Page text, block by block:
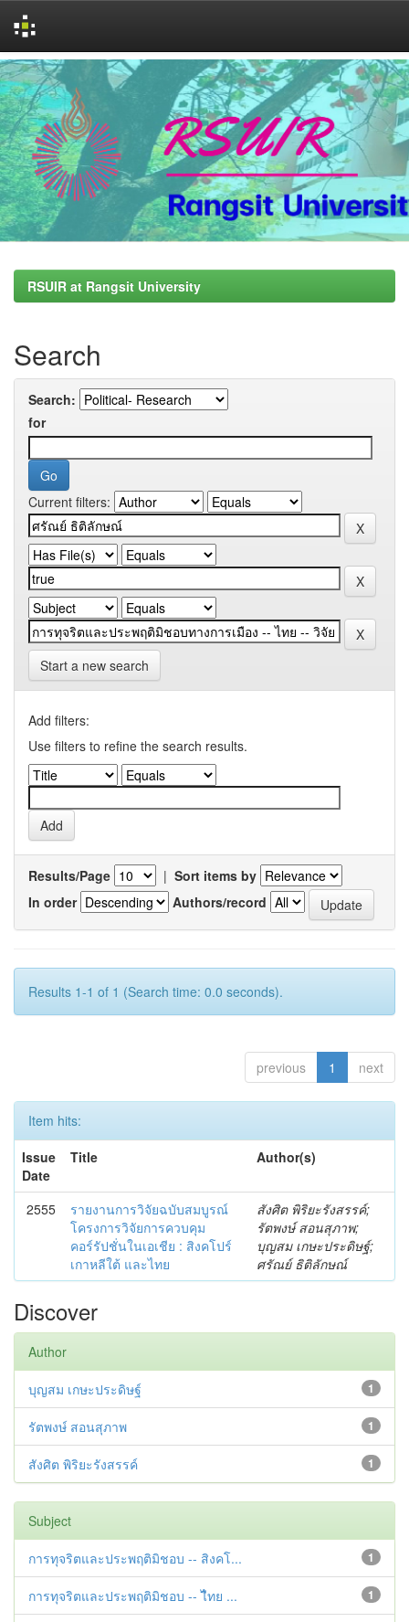
Skip
navigation
RSUIR at Rangsit University
Search
Search:
for
Current filters:
Start a new search
Add filters:
Use filters to refine the search results.
Results/Page | Sort items by
In order
Authors/record
Results 1-1 of 1 (Search time: 0.0 seconds).
previous 1 next
Item hits:
Issue
Date
Title Author(s)
2555
รายงานการวิจัยฉบับสมบูรณ์
โครงการวิจัยการควบคุม
คอร์รัปชั่นในเอเชีย : สิงคโปร์
เกาหลีใต้ และไทย
สังศิต พิริยะรังสรรค์;
รัตพงษ์ สอนสุภาพ;
บุญสม เกษะประดิษฐ์;
ศรัณย์ ธิติลักษณ์
Discover
Author
1
บุญสม เกษะประดิษฐ์
1
รัตพงษ์ สอนสุภาพ
1
สังศิต พิริยะรังสรรค์
Subject
1
การทุจริตและประพฤติมิชอบ -- สิงคโ...
1
การทุจริตและประพฤติมิชอบ -- ไืทย ...